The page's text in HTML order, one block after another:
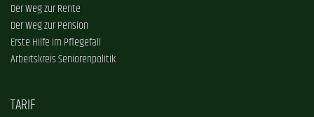
Der Weg zur Rente
Der Weg zur Pension
Erste Hilfe im Pflegefall
Arbeitskreis Seniorenpolitik
TARIF